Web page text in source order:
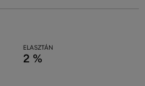
ELASZTÁN
2 %